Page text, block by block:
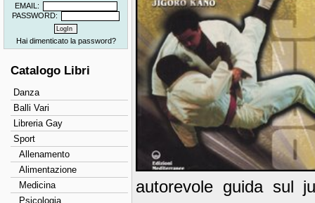
autorevole guida sul
EMAIL:
PASSWORD:
Hai dimenticato la password?
Catalogo Libri
Danza
Balli Vari
Libreria Gay
Sport
Allenamento
Alimentazione
Medicina
Psicologia